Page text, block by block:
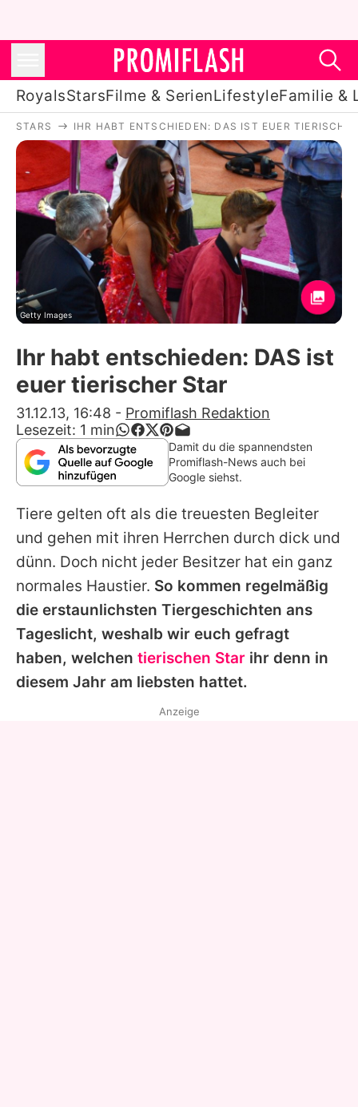
RoyalsStarsFilme & SerienLifestyleFamilie &
Royals
Stars
Filme & Serien
Lifestyle
Familie & Liebe
Promiflash Exklusiv
Alle Themen auf Promiflash
App runterladen
Team
Redaktionelle Richtlinien
Impressum
Datenschutzerklärung
Nutzungsbedingungen
Utiq verwalten
STARS IHR HABT ENTSCHIEDEN: DAS IST EUER
Getty Images
Ihr habt entschieden: DAS ist
euer tierischer Star
31.12.13, 16:48 - Promiflash Redaktion
Lesezeit: 1 min
Damit du die spannendsten
Promiflash-News auch bei
Google siehst.
Tiere gelten oft als die treuesten Begleiter
und gehen mit ihren Herrchen durch dick und
dünn. Doch nicht jeder Besitzer hat ein ganz
normales Haustier. So kommen regelmäßig
die erstaunlichsten Tiergeschichten ans
Tageslicht, weshalb wir euch gefragt
haben, welchen tierischen Star ihr denn in
diesem Jahr am liebsten hattet.
Anzeige